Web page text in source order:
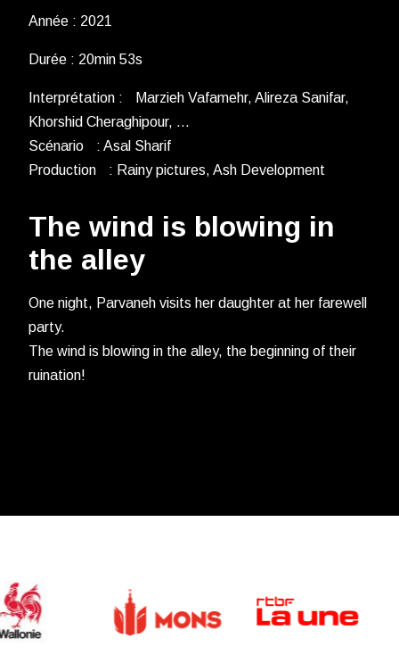
Année : 2021
Durée : 20min 53s
Interprétation : Marzieh Vafamehr, Alireza Sanifar,
Khorshid Cheraghipour, …
Scénario : Asal Sharif
Production : Rainy pictures, Ash Development
The wind is blowing in
the alley
One night, Parvaneh visits her daughter at her farewell
party.
The wind is blowing in the alley, the beginning of their
ruination!